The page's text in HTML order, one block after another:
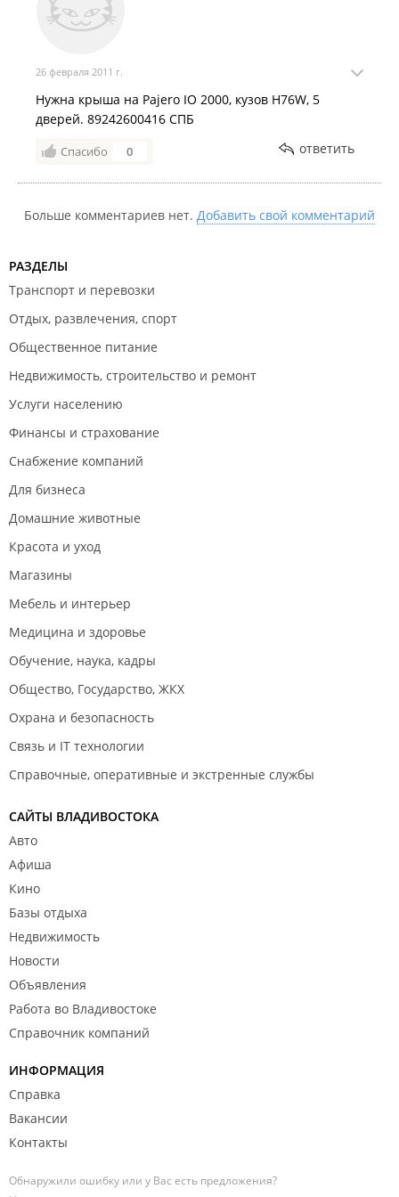
26 февраля 2011 г.
Нужна крыша на Pajero IO 2000, кузов H76W, 5
дверей. 89242600416 СПБ
Спасибо 0 ответить
Больше комментариев нет. Добавить свой комментарий
РАЗДЕЛЫ
Транспорт и перевозки
Отдых, развлечения, спорт
Общественное питание
Недвижимость, строительство и ремонт
Услуги населению
Финансы и страхование
Снабжение компаний
Для бизнеса
Домашние животные
Красота и уход
Магазины
Мебель и интерьер
Медицина и здоровье
Обучение, наука, кадры
Общество, Государство, ЖКХ
Охрана и безопасность
Связь и IT технологии
Справочные, оперативные и экстренные службы
САЙТЫ ВЛАДИВОСТОКА
Авто
Афиша
Кино
Базы отдыха
Недвижимость
Новости
Объявления
Работа во Владивостоке
Справочник компаний
ИНФОРМАЦИЯ
Справка
Вакансии
Контакты
Обнаружили ошибку или у Вас есть предложения?